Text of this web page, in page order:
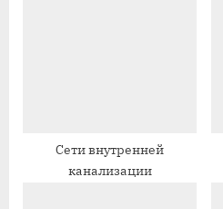
Сети внутренней
канализации